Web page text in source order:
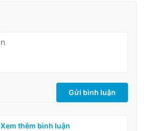
Gửi bình luận
Xem thêm bình luận